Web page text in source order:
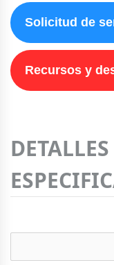
Solicitud de
Recursos y